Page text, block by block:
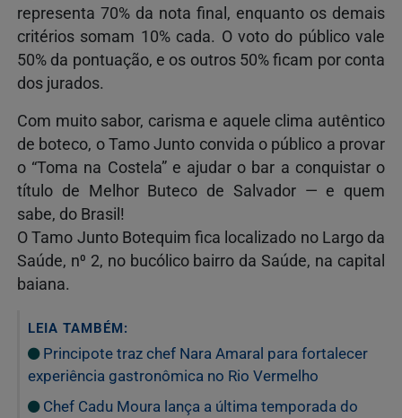
representa 70% da nota final, enquanto os demais
critérios somam 10% cada. O voto do público vale
50% da pontuação, e os outros 50% ficam por conta
dos jurados.
Com muito sabor, carisma e aquele clima autêntico
de boteco, o Tamo Junto convida o público a provar
o “Toma na Costela” e ajudar o bar a conquistar o
título de Melhor Buteco de Salvador — e quem
sabe, do Brasil!
O Tamo Junto Botequim fica localizado no Largo da
Saúde, n⁰ 2, no bucólico bairro da Saúde, na capital
baiana.
LEIA TAMBÉM:
Principote traz chef Nara Amaral para fortalecer
experiência gastronômica no Rio Vermelho
Chef Cadu Moura lança a última temporada do